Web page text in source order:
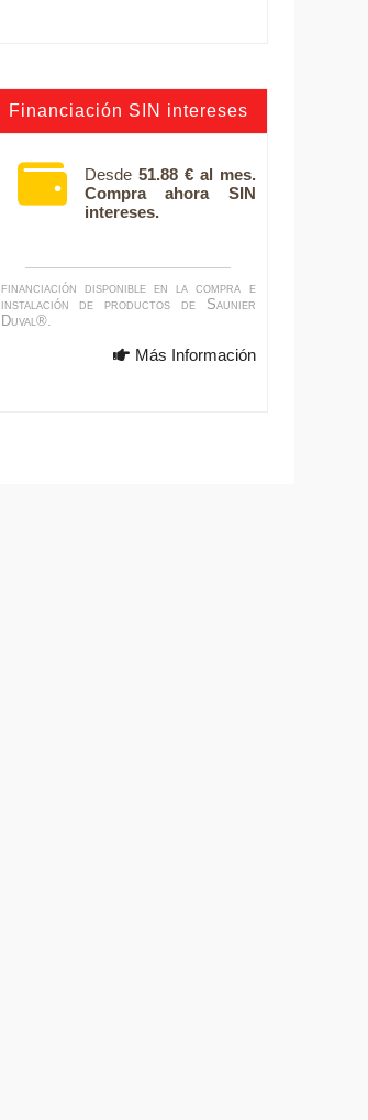
Financiación SIN intereses
Desde 51.88 € al mes.
Compra ahora SIN
intereses.
financiación disponible en la compra e
instalación de productos de Saunier
Duval®.
Más Información